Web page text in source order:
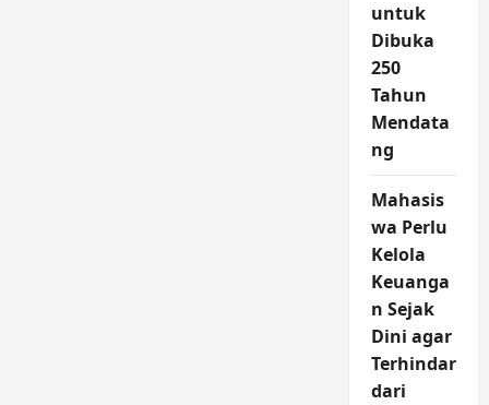
untuk
Dibuka
250
Tahun
Mendata
ng
Mahasis
wa Perlu
Kelola
Keuanga
n Sejak
Dini agar
Terhindar
dari